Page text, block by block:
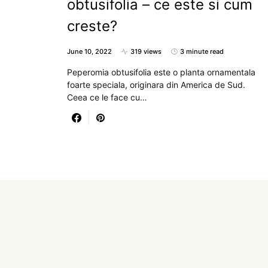
obtusifolia – ce este si cum
creste?
June 10, 2022 319 views 3 minute read
Peperomia obtusifolia este o planta ornamentala
foarte speciala, originara din America de Sud.
Ceea ce le face cu…